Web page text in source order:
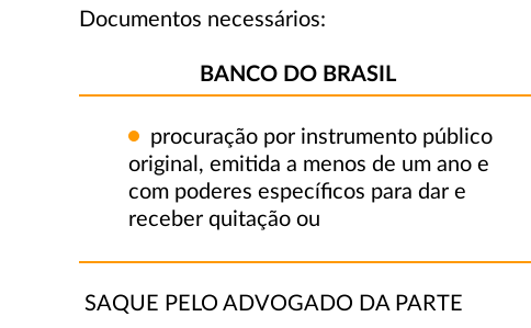
Documentos necessários:
BANCO DO BRASIL
procuração por instrumento público
original, emitida a menos de um ano e
com poderes específicos para dar e
receber quitação ou
SAQUE PELO ADVOGADO DA PARTE